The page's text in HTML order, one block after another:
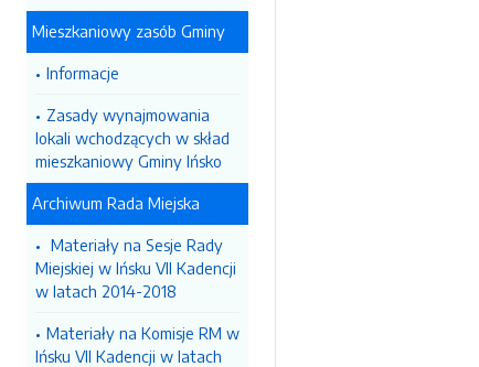
Mieszkaniowy zasób Gminy
Informacje
Zasady wynajmowania
lokali wchodzących w skład
mieszkaniowy Gminy Ińsko
Archiwum Rada Miejska
Materiały na Sesje Rady
Miejskiej w Ińsku VII Kadencji
w latach 2014-2018
Materiały na Komisje RM w
Ińsku VII Kadencji w latach